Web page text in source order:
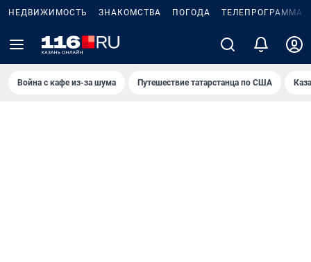
НЕДВИЖИМОСТЬ ЗНАКОМСТВА ПОГОДА ТЕЛЕПРОГРАММА
Война с кафе из-за шума Путешествие татарстанца по США